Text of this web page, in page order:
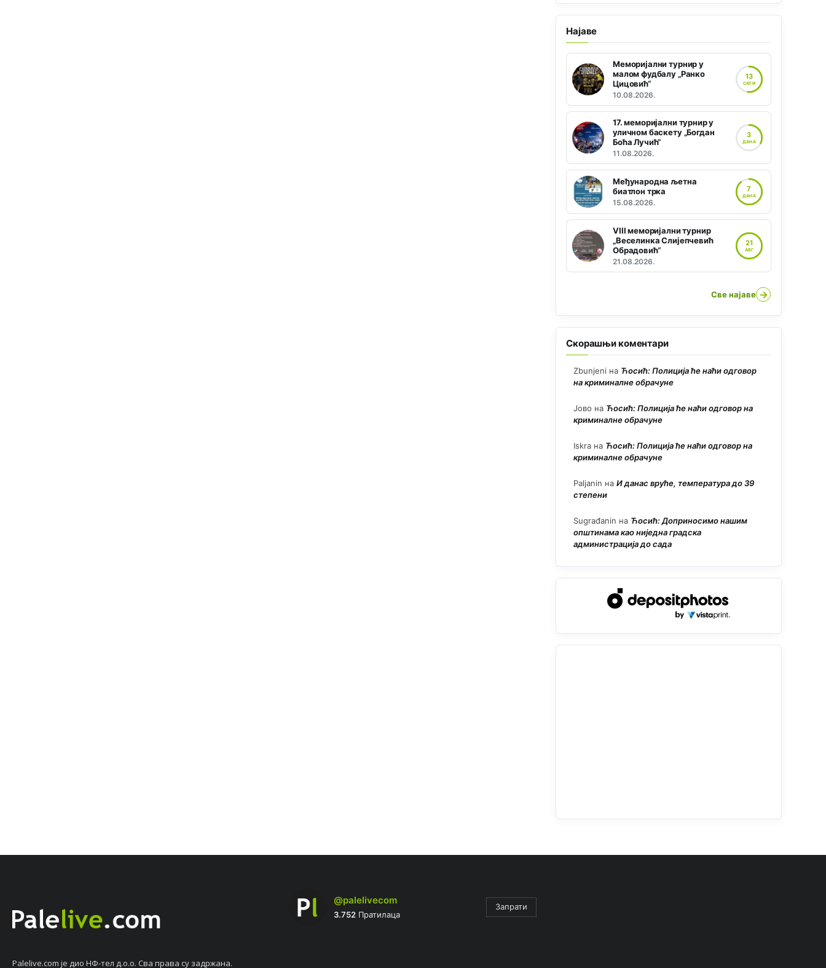
Најаве
Меморијални турнир у
малом фудбалу „Ранко
Цицовић“
10.08.2026.
13
САТИ
17. меморијални турнир у
уличном баскету „Богдан
Боћа Лучић“
11.08.2026.
3
ДАНА
Међународна љетна
биатлон трка
15.08.2026.
7
ДАНА
VIII меморијални турнир
„Веселинка Слијепчевић
Обрадовић“
21.08.2026.
21
АВГ
Све најаве →
Скорашњи коментари
Zbunjeni на Ћосић: Полиција ће наћи одговор
на криминалне обрачуне
Јово на Ћосић: Полиција ће наћи одговор на
криминалне обрачуне
Iskra на Ћосић: Полиција ће наћи одговор на
криминалне обрачуне
Paljanin на И данас вруће, температура до 39
степени
Sugrađanin на Ћосић: Доприносимо нашим
општинама као ниједна градска
администрација до сада
Palelive.com јe дио НФ-тeл д.о.о. Сва права су задржана.
@palelivecom
3.752Пратилаца
Запрати